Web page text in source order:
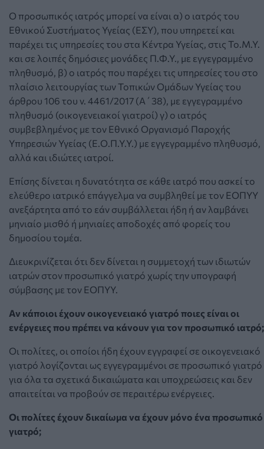
Ο προσωπικός ιατρός μπορεί να είναι α) ο ιατρός του
Εθνικού Συστήματος Υγείας (ΕΣΥ), που υπηρετεί και
παρέχει τις υπηρεσίες του στα Κέντρα Υγείας, στις Το.Μ.Υ.
και σε λοιπές δημόσιες μονάδες Π.Φ.Υ., με εγγεγραμμένο
πληθυσμό, β) ο ιατρός που παρέχει τις υπηρεσίες του στο
πλαίσιο λειτουργίας των Τοπικών Ομάδων Υγείας του
άρθρου 106 του ν. 4461/2017 (Α΄38), με εγγεγραμμένο
πληθυσμό (οικογενειακοί γιατροί) γ) ο ιατρός
συμβεβλημένος με τον Εθνικό Οργανισμό Παροχής
Υπηρεσιών Υγείας (Ε.Ο.Π.Υ.Υ.) με εγγεγραμμένο πληθυσμό,
αλλά και ιδιώτες ιατροί.
Επίσης δίνεται η δυνατότητα σε κάθε ιατρό που ασκεί το
ελεύθερο ιατρικό επάγγελμα να συμβληθεί με τον ΕΟΠΥΥ
ανεξάρτητα από το εάν συμβάλλεται ήδη ή αν λαμβάνει
μηνιαίο μισθό ή μηνιαίες αποδοχές από φορείς του
δημοσίου τομέα.
Διευκρινίζεται ότι δεν δίνεται η συμμετοχή των ιδιωτών
ιατρών στον προσωπικό γιατρό χωρίς την υπογραφή
σύμβασης με τον ΕΟΠΥΥ.
Αν κάποιοι έχουν οικογενειακό γιατρό ποιες είναι οι
ενέργειες που πρέπει να κάνουν για τον προσωπικό ιατρό;
Οι πολίτες, οι οποίοι ήδη έχουν εγγραφεί σε οικογενειακό
γιατρό λογίζονται ως εγγεγραμμένοι σε προσωπικό γιατρό
για όλα τα σχετικά δικαιώματα και υποχρεώσεις και δεν
απαιτείται να προβούν σε περαιτέρω ενέργειες.
Οι πολίτες έχουν δικαίωμα να έχουν μόνο ένα προσωπικό
γιατρό;